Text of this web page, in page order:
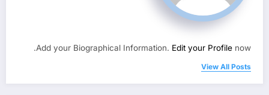
Add your Biographical Information. Edit your Profile now.
View All Posts